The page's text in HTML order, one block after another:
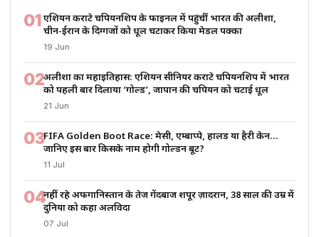
01एशियन कराटे चैंपियनशिप के फाइनल में पहुंचीं भारत की अलीशा,
चीन-ईरान के दिग्गजों को धूल चटाकर किया मेडल पक्का
19 Jun
02अलीशा का महाइतिहास: एशियन सीनियर कराटे चैंपियनशिप में भारत
को पहली बार दिलाया ‘गोल्ड’, जापान की चैंपियन को चटाई धूल
21 Jun
03FIFA Golden Boot Race: मेसी, एम्बाप्पे, हालैंड या हैरी केन…
जानिए इस बार किसके नाम होगी गोल्डन बूट?
11 Jul
04नहीं रहे अफगानिस्तान के तेज गेंदबाज शपूर ज़ादरान, 38 साल की उम्र में
दुनिया को कहा अलविदा
07 Jul